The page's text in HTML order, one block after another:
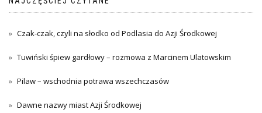
Czak-czak, czyli na słodko od Podlasia do Azji Środkowej
Tuwiński śpiew gardłowy – rozmowa z Marcinem Ulatowskim
Pilaw – wschodnia potrawa wszechczasów
Dawne nazwy miast Azji Środkowej